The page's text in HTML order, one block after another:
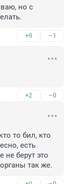
но с
+9 –1
+2 –0
то бил, кто
есть
не берут это
так же.